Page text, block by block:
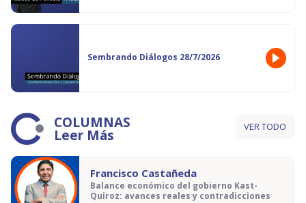
Sembrando Diálogos 28/7/2026
COLUMNAS
Leer Más VER TODO
Francisco Castañeda
Balance económico del gobierno Kast-
Quiroz: avances reales y contradicciones